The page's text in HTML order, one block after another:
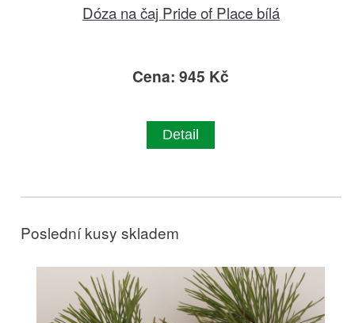
Dóza na čaj Pride of Place bílá
Cena: 945 Kč
Detail
Poslední kusy skladem